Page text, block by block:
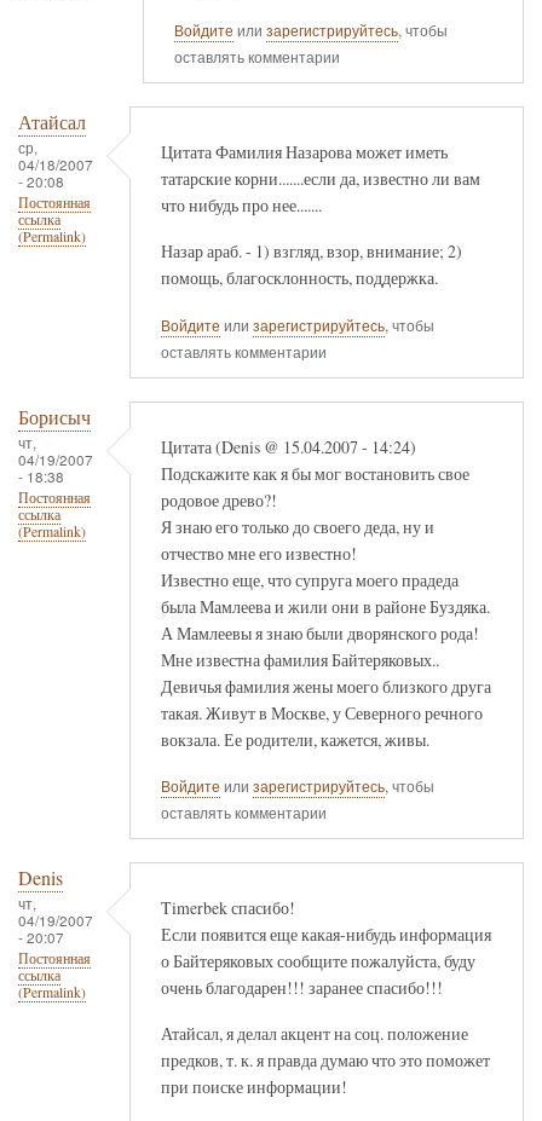
Войдите или зарегистрируйтесь, чтобы
оставлять комментарии
Атайсал
ср,
04/18/2007
- 20:08
Постоянная
ссылка
(Permalink)
Цитата Фамилия Назарова может иметь
татарские корни.......если да, известно ли вам
что нибудь про нее.......
Назар араб. - 1) взгляд, взор, внимание; 2)
помощь, благосклонность, поддержка.
Войдите или зарегистрируйтесь, чтобы
оставлять комментарии
Борисыч
чт,
04/19/2007
- 18:38
Постоянная
ссылка
(Permalink)
Цитата (Denis @ 15.04.2007 - 14:24)
Подскажите как я бы мог востановить свое
родовое древо?!
Я знаю его только до своего деда, ну и
отчество мне его известно!
Известно еще, что супруга моего прадеда
была Мамлеева и жили они в районе Буздяка.
А Мамлеевы я знаю были дворянского рода!
Мне известна фамилия Байтеряковых..
Девичья фамилия жены моего близкого друга
такая. Живут в Москве, у Северного речного
вокзала. Ее родители, кажется, живы.
Войдите или зарегистрируйтесь, чтобы
оставлять комментарии
Denis
чт,
04/19/2007
- 20:07
Постоянная
ссылка
(Permalink)
Timerbek спасибо!
Если появится еще какая-нибудь информация
о Байтеряковых сообщите пожалуйста, буду
очень благодарен!!! заранее спасибо!!!
Атайсал, я делал акцент на соц. положение
предков, т. к. я правда думаю что это поможет
при поиске информации!